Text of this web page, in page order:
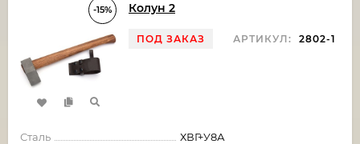
-15% Колун 2
ПОД ЗАКАЗ АРТИКУЛ: 2802-1
Сталь
ХВГ+У8А